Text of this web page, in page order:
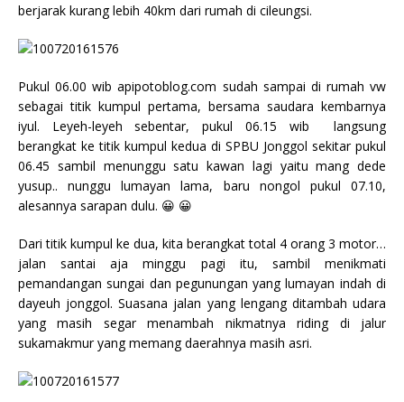
berjarak kurang lebih 40km dari rumah di cileungsi.
Pukul 06.00 wib apipotoblog.com sudah sampai di rumah vw
sebagai titik kumpul pertama, bersama saudara kembarnya
iyul. Leyeh-leyeh sebentar, pukul 06.15 wib langsung
berangkat ke titik kumpul kedua di SPBU Jonggol sekitar pukul
06.45 sambil menunggu satu kawan lagi yaitu mang dede
yusup.. nunggu lumayan lama, baru nongol pukul 07.10,
alesannya sarapan dulu. 😀 😀
Dari titik kumpul ke dua, kita berangkat total 4 orang 3 motor…
jalan santai aja minggu pagi itu, sambil menikmati
pemandangan sungai dan pegunungan yang lumayan indah di
dayeuh jonggol. Suasana jalan yang lengang ditambah udara
yang masih segar menambah nikmatnya riding di jalur
sukamakmur yang memang daerahnya masih asri.